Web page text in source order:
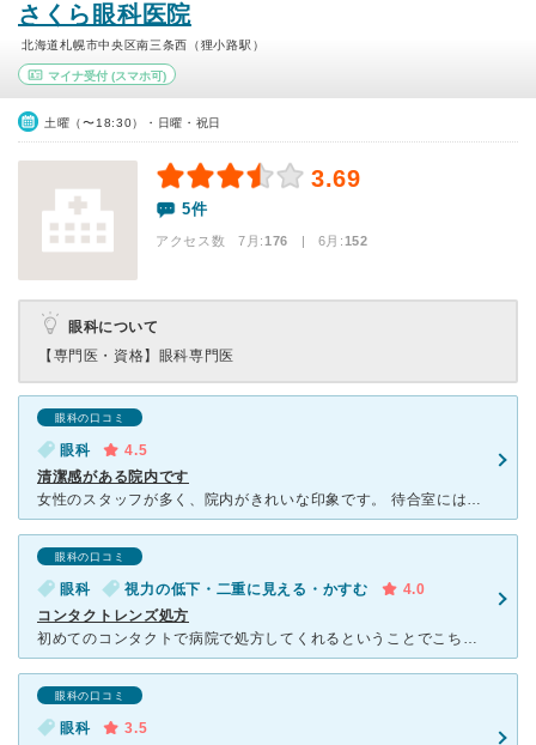
さくら眼科医院
北海道札幌市中央区南三条西（狸小路駅）
マイナ受付 (スマホ可)
土曜（〜18:30）・日曜・祝日
3.69
5件
アクセス数 7月:176 | 6月:152
眼科について
【専門医・資格】 眼科専門医
眼科の口コミ
眼科
4.5
清潔感がある院内です
女性のスタッフが多く、院内がきれいな印象です。 待合室には患者さんが多くいますが スムーズに回転しているようでそんなに待ちくたびれることは ないです。 荷物を入れておけるロッカーもあり安心でき
眼科の口コミ
眼科 視力の低下・二重に見える・かすむ
4.0
コンタクトレンズ処方
初めてのコンタクトで病院で処方してくれるということでこちらに受診しました、街中でアクセスがよく雰囲気もよかったです、病院で目の検査をしてコンタクトレンズの種類を選び、コンタクトレンズをつけるのが初めて
眼科の口コミ
眼科
3.5